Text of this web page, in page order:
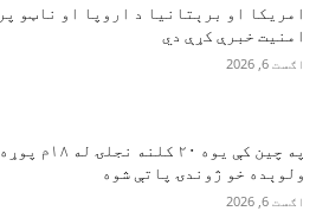
امریکا او برېتانیا د اروپا او ناټو پر
امنیت خبرې کړې دي
اګست 6, 2026
په چین کې یوه ۲۰ کلنه نجلۍ له ۱۸م پوړه
ولوېده خو ژوندۍ پاتې شوه
اګست 6, 2026